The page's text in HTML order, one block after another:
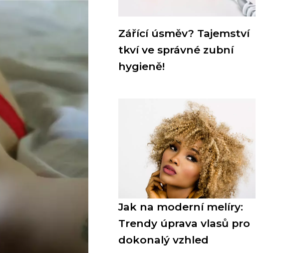
Zářící úsměv? Tajemství
tkví ve správné zubní
hygieně!
Jak na moderní melíry:
Trendy úprava vlasů pro
dokonalý vzhled